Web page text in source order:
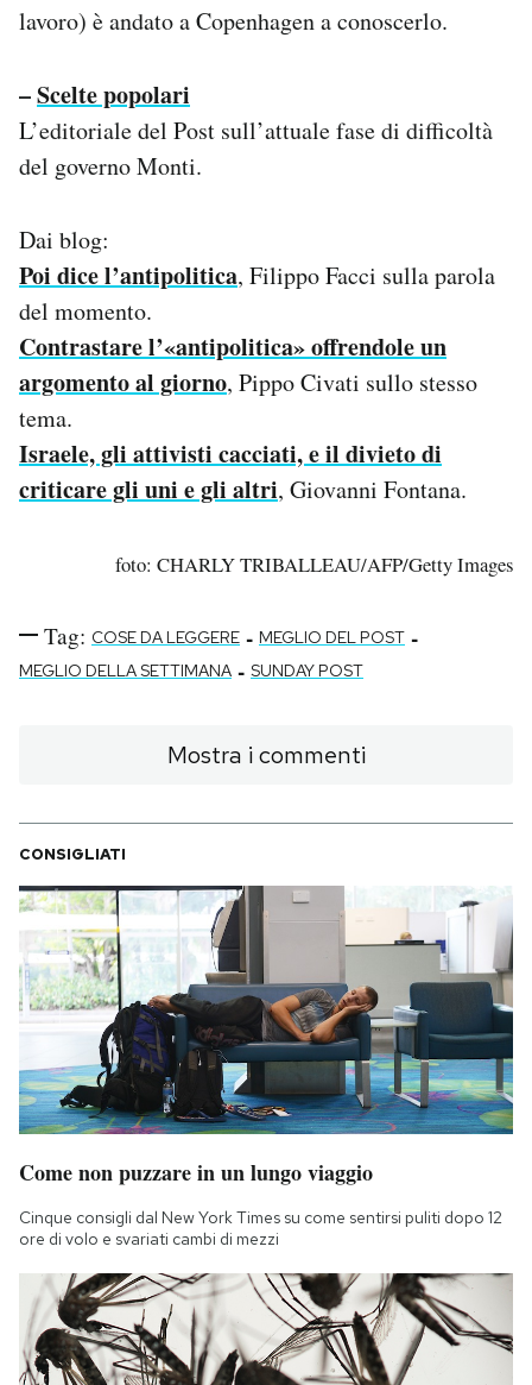
lavoro) è andato a Copenhagen a conoscerlo.
–Scelte popolari
L’editoriale del Post sull’attuale fase di difficoltà
del governo Monti.
Dai blog:
Poi dice l’antipolitica, Filippo Facci sulla parola
del momento.
Contrastare l’«antipolitica» offrendole un
argomento al giorno, Pippo Civati sullo stesso
tema.
Israele, gli attivisti cacciati, e il divieto di
criticare gli uni e gli altri, Giovanni Fontana.
foto: CHARLY TRIBALLEAU/AFP/Getty Images
Tag: COSE DA LEGGERE - MEGLIO DEL POST -
MEGLIO DELLA SETTIMANA - SUNDAY POST
Mostra i commenti
CONSIGLIATI
Come non puzzare in un lungo viaggio
Cinque consigli dal New York Times su come sentirsi puliti dopo 12
ore di volo e svariati cambi di mezzi